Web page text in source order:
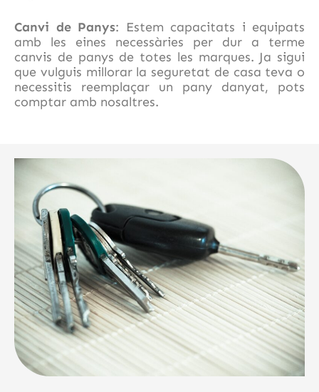
Canvi de Panys: Estem capacitats i equipats
amb les eines necessàries per dur a terme
canvis de panys de totes les marques. Ja sigui
que vulguis millorar la seguretat de casa teva o
necessitis reemplaçar un pany danyat, pots
comptar amb nosaltres.